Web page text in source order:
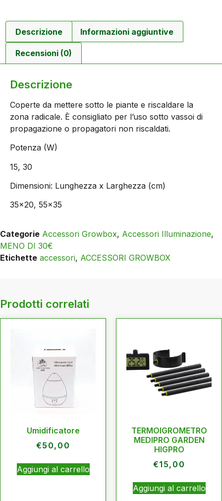
Descrizione Informazioni aggiuntive
Recensioni (0)
Descrizione
Coperte da mettere sotto le piante e riscaldare la
zona radicale. È consigliato per l’uso sotto vassoi di
propagazione o propagatori non riscaldati.
Potenza (W)
15, 30
Dimensioni: Lunghezza x Larghezza (cm)
35×20, 55×35
Categorie Accessori Growbox, Accessori Illuminazione,
MENO DI 30€
Etichette accessori, ACCESSORI GROWBOX
Prodotti correlati
Umidificatore
€50,00
Aggiungi al carrello
TERMOIGROMETRO
MEDIPRO GARDEN
HIGPRO
€15,00
Aggiungi al carrello